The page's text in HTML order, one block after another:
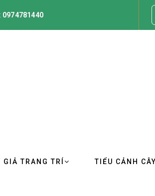
0974781440
GIẢ TRANG TRÍ TIỂU CẢNH